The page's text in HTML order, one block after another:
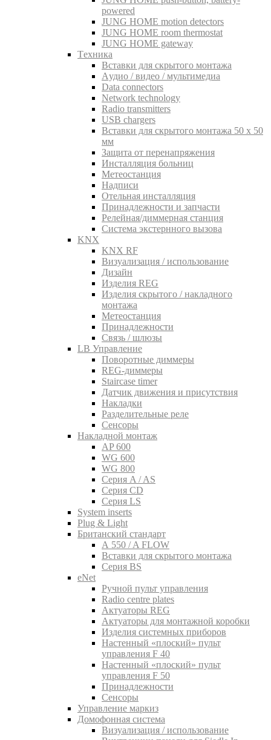
powered
JUNG HOME motion detectors
JUNG HOME room thermostat
JUNG HOME gateway
Tехника
Вставки для скрытого монтажа
Aудио / видео / мультимедиа
Data connectors
Network technology
Radio transmitters
USB chargers
Вставки для скрытого монтажа 50 x 50
мм
Защита от перенапряжения
Инсталляция больниц
Метеостанция
Надписи
Отельная инсталляция
Принадлежности и запчасти
Релейная/диммерная станция
Система экстернного вызова
KNX
KNX RF
Визуализация / использование
Дизайн
Изделия REG
Изделия скрытого / накладного
монтажа
Метеостанция
Принадлежности
Связь / шлюзы
LB Управление
Поворотные диммеры
REG-диммеры
Staircase timer
Датчик движения и присутствия
Накладки
Разделительные реле
Сенсоры
Накладной монтаж
AP 600
WG 600
WG 800
Серия A / AS
Серия CD
Серия LS
System inserts
Plug & Light
Британский стандарт
A 550 / A FLOW
Вставки для скрытого монтажа
Серия BS
eNet
Pучной пульт управления
Radio centre plates
Актуаторы REG
Актуаторы для монтажной коробки
Изделия системных приборов
Настенный «плоский» пульт
управления F 40
Настенный «плоский» пульт
управления F 50
Принадлежности
Сенсоры
Управление маркиз
Домофонная система
Визуализация / использование